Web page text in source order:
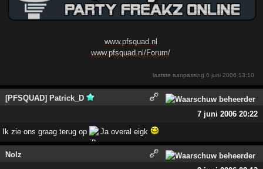
www.pfsquad.nl
www.pfsquad.nl/Forum/
laatste aanpassing6 juni 2006 13:10
[PFSQUAD] Patrick_D
7 juni 2006 20:22
Ik zie ons graag terug op Ja overal eigk
Nolz